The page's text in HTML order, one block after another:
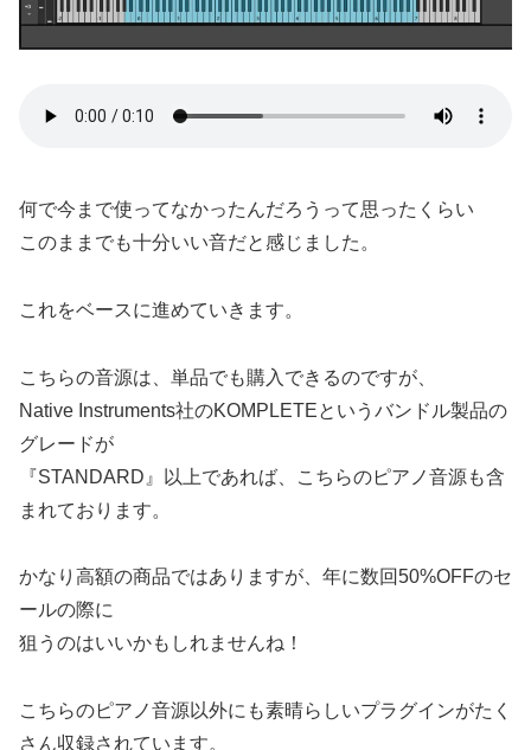
何で今まで使ってなかったんだろうって思ったくらい
このままでも十分いい音だと感じました。
これをベースに進めていきます。
こちらの音源は、単品でも購入できるのですが、
Native Instruments社のKOMPLETEというバンドル製品の
グレードが
『STANDARD』以上であれば、こちらのピアノ音源も含
まれております。
かなり高額の商品ではありますが、年に数回50%OFFのセ
ールの際に
狙うのはいいかもしれませんね！
こちらのピアノ音源以外にも素晴らしいプラグインがたく
さん収録されています。